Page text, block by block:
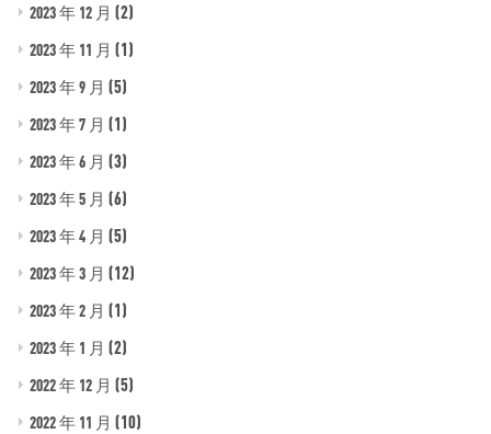
2023 年 12 月 (2)
2023 年 11 月 (1)
2023 年 9 月 (5)
2023 年 7 月 (1)
2023 年 6 月 (3)
2023 年 5 月 (6)
2023 年 4 月 (5)
2023 年 3 月 (12)
2023 年 2 月 (1)
2023 年 1 月 (2)
2022 年 12 月 (5)
2022 年 11 月 (10)